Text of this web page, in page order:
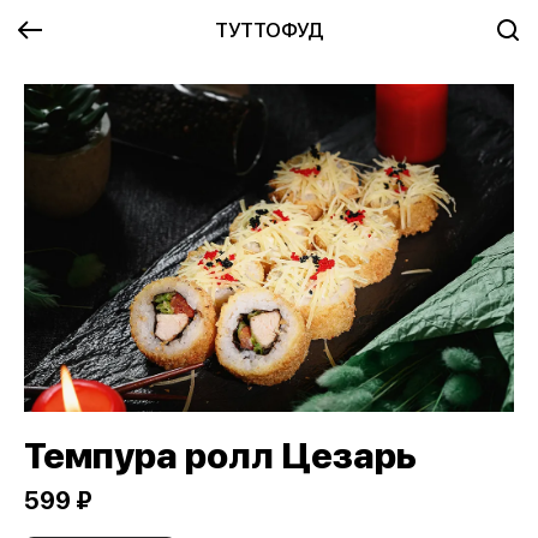
ТУТТОФУД
Темпура ролл Цезарь
599 ₽